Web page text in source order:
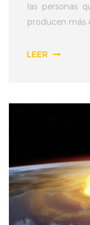
las personas
producen más
LEER